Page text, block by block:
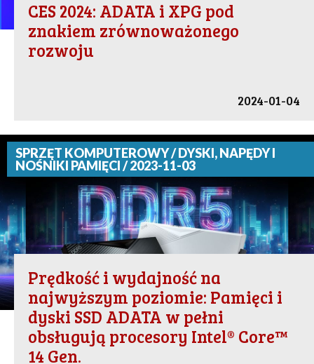
CES 2024: ADATA i XPG pod
znakiem zrównoważonego
rozwoju
2024-01-04
SPRZĘT KOMPUTEROWY / DYSKI, NAPĘDY I
NOŚNIKI PAMIĘCI / 2023-11-03
Prędkość i wydajność na
najwyższym poziomie: Pamięci i
dyski SSD ADATA w pełni
obsługują procesory Intel® Core™
14 Gen.